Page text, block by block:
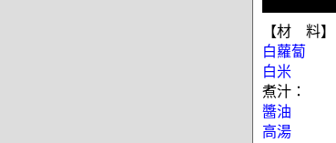
【材 料】
白蘿蔔
白米
煮汁：
醬油
高湯